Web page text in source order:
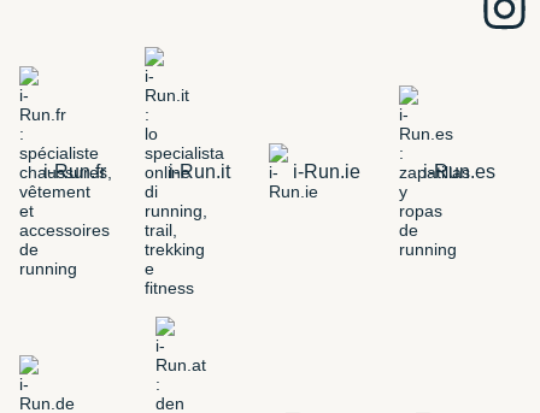
i-Run.fr i-Run.it i-Run.ie i-Run.es